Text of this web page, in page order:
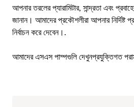
আপনার তরলের প্যারামিটার, সান্দ্রতা এবং
জানান। আমাদের প্রকৌশলীরা আপনার নির্দিষ্ট
নির্বাচন করে দেবেন।.
আমাদের এসএস পাম্পগুলি দেখুনপ্রযুক্তিগত